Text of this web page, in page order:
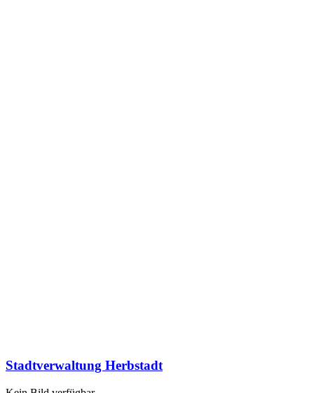
Stadtverwaltung Herbstadt